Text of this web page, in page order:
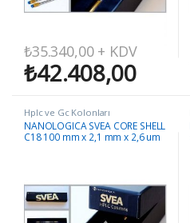
₺35.340,00+ KDV
₺42.408,00
Hplc ve Gc Kolonları
NANOLOGICA SVEA CORE SHELL
C18 100 mm x 2,1 mm x 2,6 um